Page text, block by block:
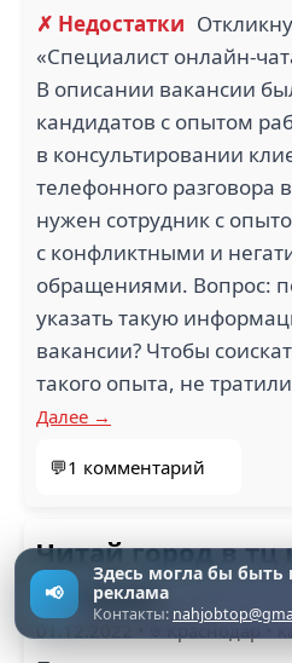
✗ Недостатки
«Специалист онлайн-
В описании вакансии
кандидатов с опытом
в консультировании
телефонного разговора
нужен сотрудник с
с конфликтными и
обращениями. Вопрос:
указать такую
вакансии? Чтобы
такого опыта, не
Далее →
💬1 комментарий
Читай город в тц
площадь
Краснодар •
📢
Здесь могла бы быть
реклама
Контакты: